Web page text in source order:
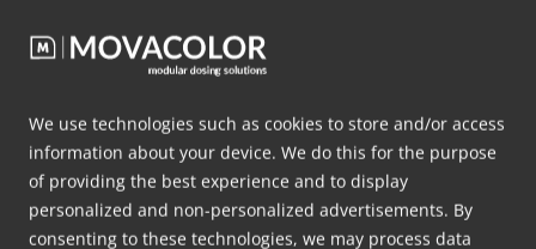
We use technologies such as cookies to store and/or access
information about your device. We do this for the purpose
of providing the best experience and to display
personalized and non-personalized advertisements. By
consenting to these technologies, we may process data
อ่านเพิ่มเติม